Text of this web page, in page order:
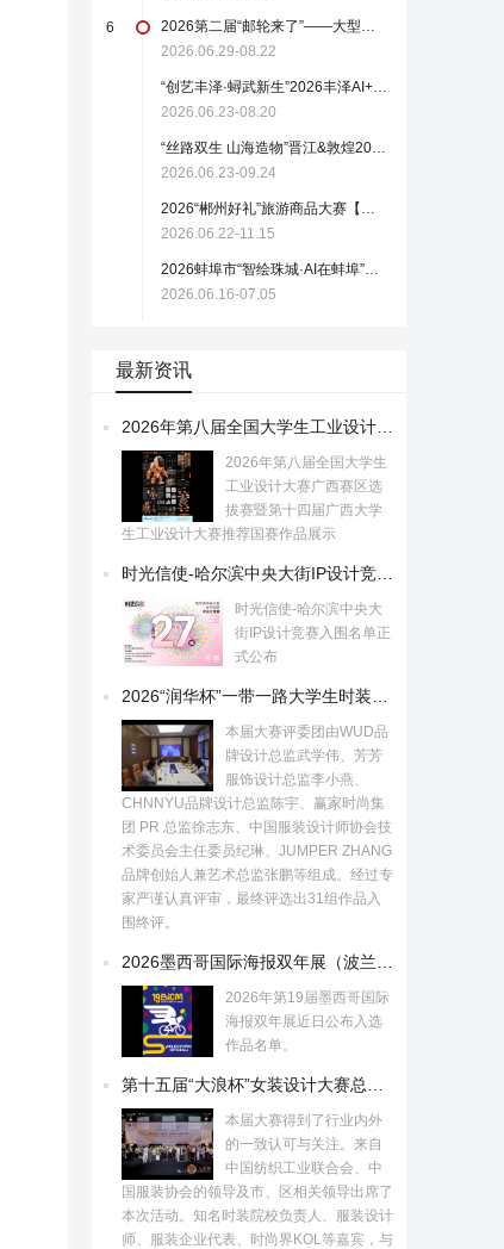
6
2026第二届“邮轮来了”——大型邮轮创新创意大赛【截稿至8月22日】
2026.06.29-08.22
“创艺丰泽·蟳武新生”2026丰泽AI+文创设计大赛【截稿至 8月20日】
2026.06.23-08.20
“丝路双生 山海造物”晋江&敦煌2026国际文创设计大赛正式启动
2026.06.23-09.24
2026“郴州好礼”旅游商品大赛【截稿至11月15日】
2026.06.22-11.15
2026蚌埠市“智绘珠城·AI在蚌埠”城市形象IP系列AI创作大赛
2026.06.16-07.05
最新资讯
2026年第八届全国大学生
工业设计大赛广西赛区选
拔赛暨第十四届广西大学
生工业设计大赛推荐国赛作品展示
时光信使-哈尔滨中央大
街IP设计竞赛入围名单正
式公布
本届大赛评委团由WUD品
牌设计总监武学伟、芳芳
服饰设计总监李小燕、
CHNNYU品牌设计总监陈宇、赢家时尚集
团 PR 总监徐志东、中国服装设计师协会技
术委员会主任委员纪琳、JUMPER ZHANG
品牌创始人兼艺术总监张鹏等组成。经过专
家严谨认真评审，最终评选出31组作品入
围终评。
2026年第19届墨西哥国际
海报双年展近日公布入选
作品名单。
本届大赛得到了行业内外
的一致认可与关注。来自
中国纺织工业联合会、中
国服装协会的领导及市、区相关领导出席了
本次活动。知名时装院校负责人、服装设计
师、服装企业代表、时尚界KOL等嘉宾，与